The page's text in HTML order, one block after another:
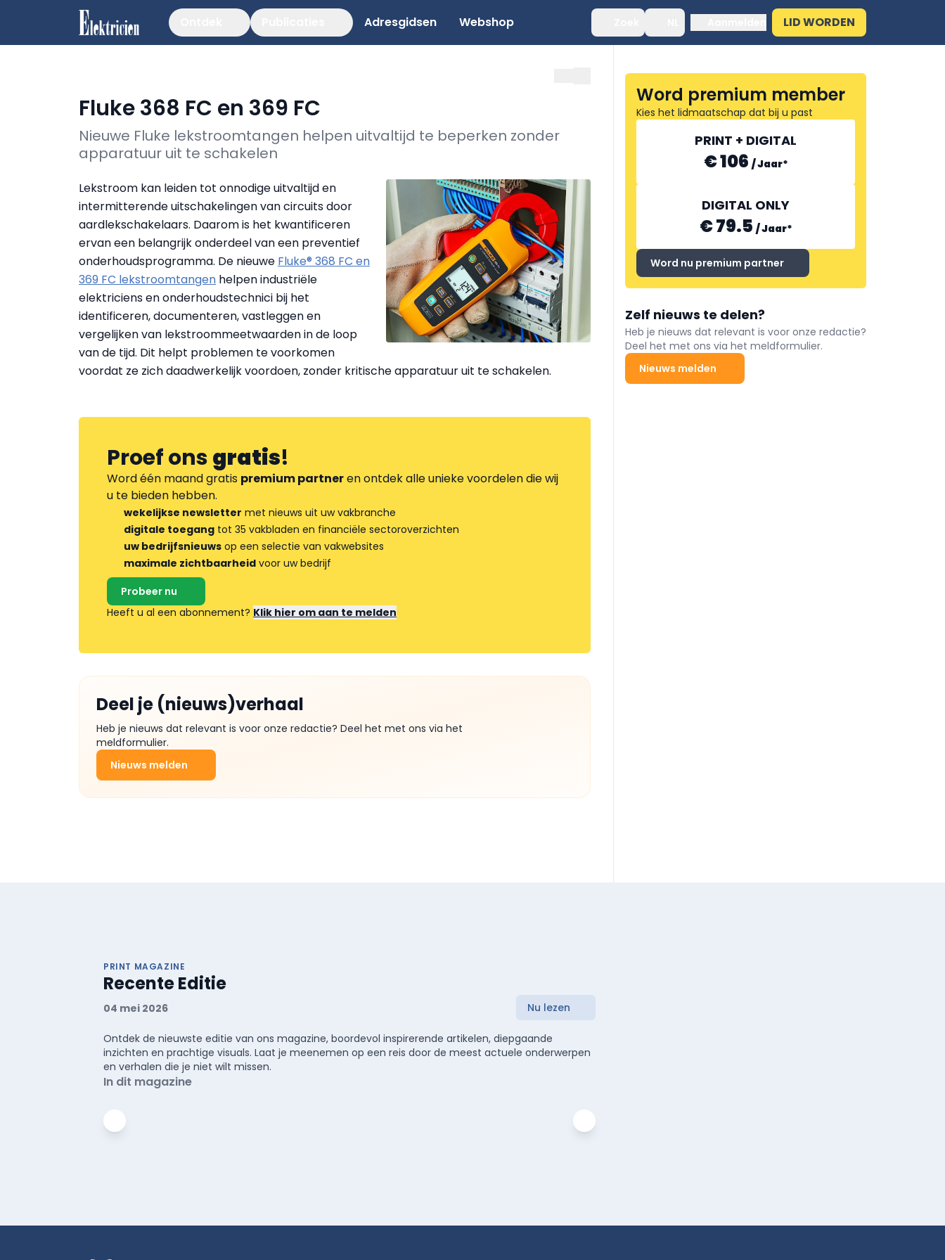
Adresgidsen Webshop LID WORDEN
Fluke 368 FC en 369 FC
Nieuwe Fluke lekstroomtangen helpen uitvaltijd te beperken zonder
apparatuur uit te schakelen
Lekstroom kan leiden tot onnodige uitvaltijd en
intermitterende uitschakelingen van circuits door
aardlekschakelaars. Daarom is het kwantificeren
ervan een belangrijk onderdeel van een preventief
onderhoudsprogramma. De nieuwe Fluke® 368 FC en
369 FC lekstroomtangen helpen industriële
elektriciens en onderhoudstechnici bij het
identificeren, documenteren, vastleggen en
vergelijken van lekstroommeetwaarden in de loop
van de tijd. Dit helpt problemen te voorkomen
voordat ze zich daadwerkelijk voordoen, zonder kritische apparatuur uit te schakelen.
Proef onsgratis!
Word één maand gratis premium partneren ontdek alle unieke voordelen die wij
u te bieden hebben.
wekelijkse newsletter met nieuws uit uw vakbranche
digitale toegang tot 35 vakbladen en financiële sectoroverzichten
uw bedrijfsnieuws op een selectie van vakwebsites
maximale zichtbaarheid voor uw bedrijf
Probeer nu
Heeft u al een abonnement? Klik hier om aan te melden
Deel je (nieuws)verhaal
Heb je nieuws dat relevant is voor onze redactie? Deel het met ons via het
meldformulier.
Nieuws melden
Word premium member
Kies het lidmaatschap dat bij u past
PRINT + DIGITAL
€ 106 /Jaar*
DIGITAL ONLY
€ 79.5 /Jaar*
Word nu premium partner
Zelf nieuws te delen?
Heb je nieuws dat relevant is voor onze redactie?
Deel het met ons via het meldformulier.
Nieuws melden
PRINT MAGAZINE
Recente Editie
04 mei 2026 Nu lezen
Ontdek de nieuwste editie van ons magazine, boordevol inspirerende artikelen, diepgaande
inzichten en prachtige visuals. Laat je meenemen op een reis door de meest actuele onderwerpen
en verhalen die je niet wilt missen.
In dit magazine